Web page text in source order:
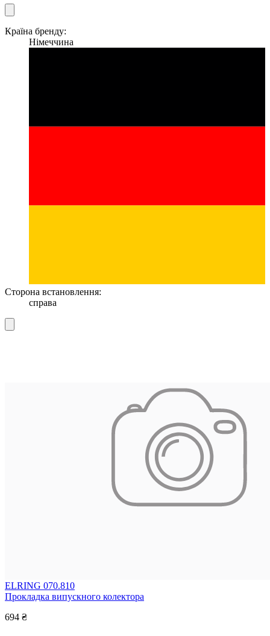
Країна бренду:
Німеччина
Сторона встановлення:
справа
ELRING 070.810
Прокладка випускного колектора
694 ₴